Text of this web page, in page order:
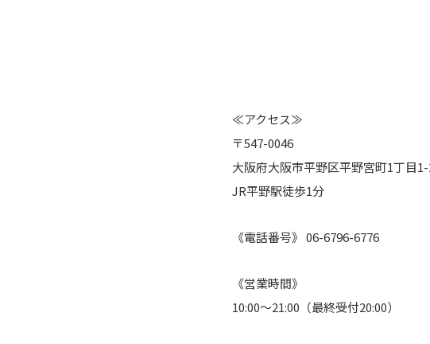
≪アクセス≫
〒547-0046
大阪府大阪市平野区平野宮町1丁目
JR平野駅徒歩1分
《電話番号》 06-6796-6776
《営業時間》
10:00～21:00（最終受付20:00）